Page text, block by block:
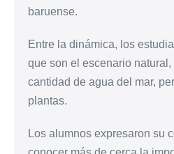
baruense.
Entre la dinámica, los
que son el escenario
cantidad de agua del mar,
plantas.
Los alumnos expresaron su